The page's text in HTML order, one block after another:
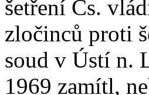
šetření Čs.
zločinců proti
soud v Ústí n.
1969 zamítl,